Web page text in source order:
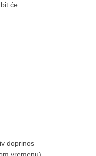
će
doprinos
vremenu).